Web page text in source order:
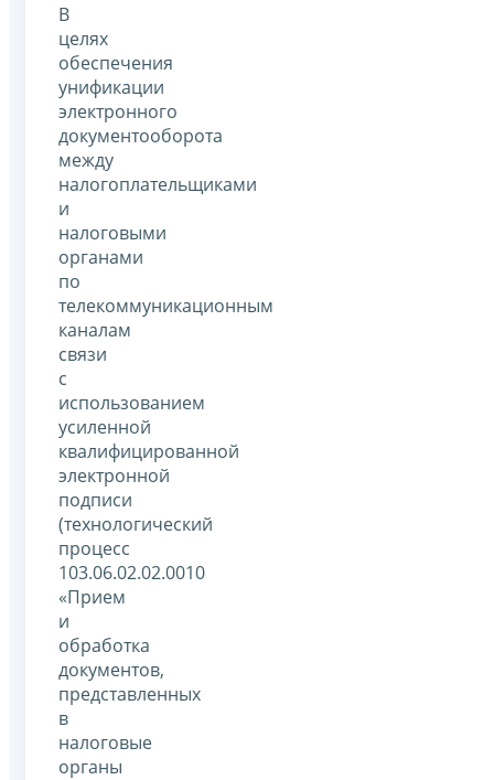
В
целях
обеспечения
унификации
электронного
документооборота
между
налогоплательщиками
и
налоговыми
органами
по
телекоммуникационным
каналам
связи
с
использованием
усиленной
квалифицированной
электронной
подписи
(технологический
процесс
103.06.02.02.0010
«Прием
и
обработка
документов,
представленных
в
налоговые
органы